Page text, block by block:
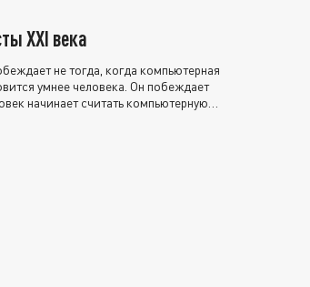
XXI века
не тогда, когда компьютерная
умнее человека. Он побеждает
начинает считать компьютерную